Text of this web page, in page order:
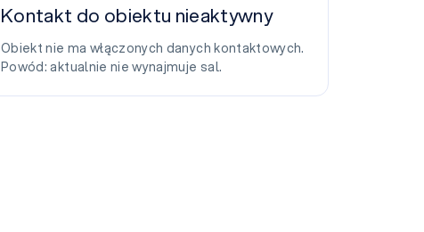
Kontakt do obiektu nieaktywny
Obiekt nie ma włączonych danych kontaktowych.
Powód: aktualnie nie wynajmuje sal.